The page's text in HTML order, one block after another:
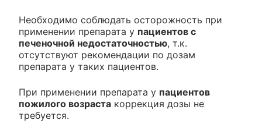
Необходимо соблюдать осторожность при
применении препарата у пациентов с
печеночной недостаточностью, т.к.
отсутствуют рекомендации по дозам
препарата у таких пациентов.
При применении препарата у пациентов
пожилого возраста коррекция дозы не
требуется.